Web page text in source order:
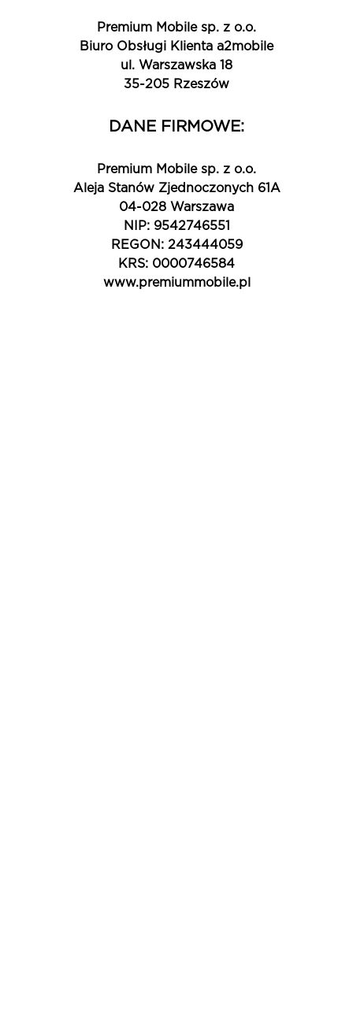
Premium Mobile sp. z o.o.
Biuro Obsługi Klienta a2mobile
ul. Warszawska 18
35-205 Rzeszów
DANE FIRMOWE:
Premium Mobile sp. z o.o.
Aleja Stanów Zjednoczonych 61A
04-028 Warszawa
NIP: 9542746551
REGON: 243444059
KRS: 0000746584
www.premiummobile.pl